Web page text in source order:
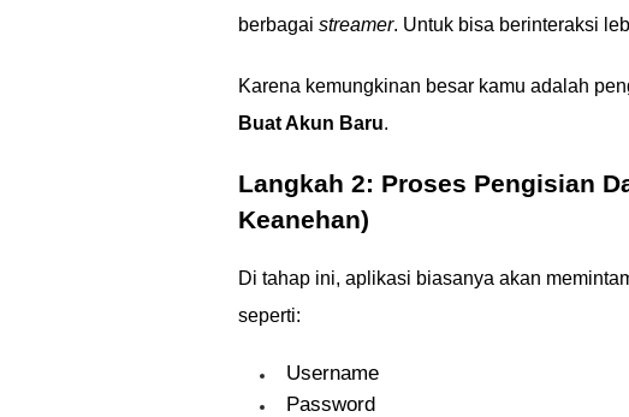
berbagai streamer. Untuk bisa berinteraksi
Karena kemungkinan besar kamu adalah
Buat Akun Baru.
Langkah 2: Proses Pengisian
Keanehan)
Di tahap ini, aplikasi biasanya akan
seperti:
Username
Password